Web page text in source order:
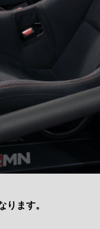
ります。